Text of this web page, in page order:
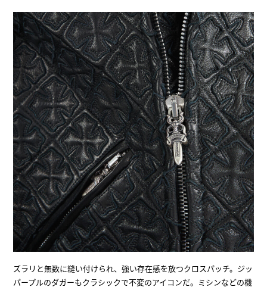
ズラリと無数に縫い付けられ、強い存在感を放つクロスパッチ。ジッ
パープルのダガーもクラシックで不変のアイコンだ。ミシンなどの機